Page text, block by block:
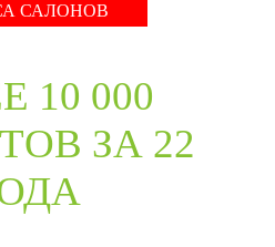
САЛОНОВ
10 000
ЗА 22